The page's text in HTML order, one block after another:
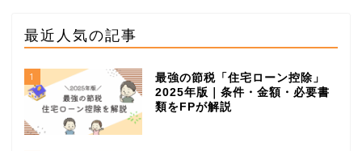
最近人気の記事
1
最強の節税「住宅ローン控除」
2025年版｜条件・金額・必要書
類をFPが解説